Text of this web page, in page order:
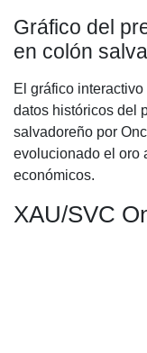
Gráfico del
en colón
El gráfico
datos históricos del
salvadoreño por
evolucionado el oro
económicos.
XAU/SVC